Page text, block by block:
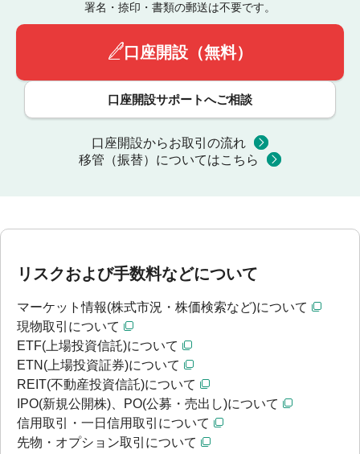
署名・捺印・書類の郵送は不要です。
口座開設（無料）
口座開設サポートへご相談
口座開設からお取引の流れ
移管（振替）についてはこちら
リスクおよび手数料などについて
マーケット情報(株式市況・株価検索など)について
現物取引について
ETF(上場投資信託)について
ETN(上場投資証券)について
REIT(不動産投資信託)について
IPO(新規公開株)、PO(公募・売出し)について
信用取引・一日信用取引について
先物・オプション取引について